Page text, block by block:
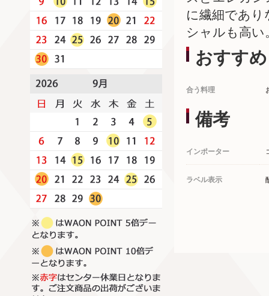
に繊細であ
シャルも高い
おすすめ
合う料理
備考
インポーター
ラベル表示